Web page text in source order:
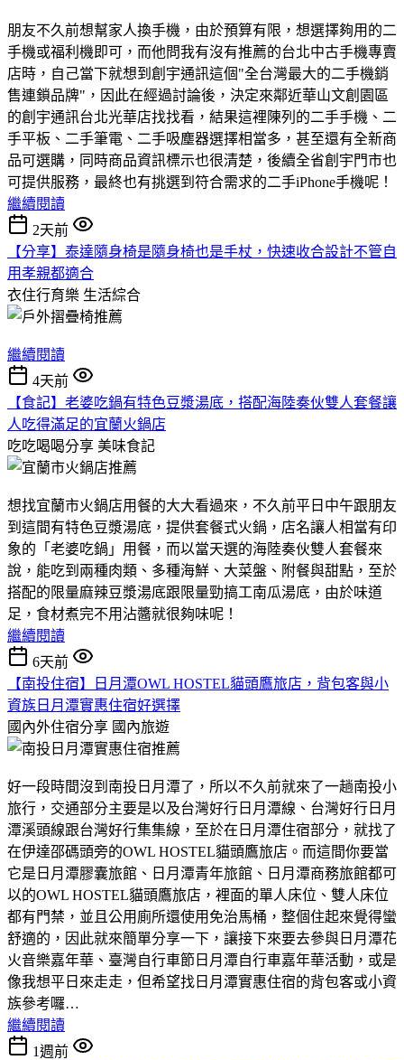
朋友不久前想幫家人換手機，由於預算有限，想選擇夠用的二
手機或福利機即可，而他問我有沒有推薦的台北中古手機專賣
店時，自己當下就想到創宇通訊這個"全台灣最大的二手機銷
售連鎖品牌"，因此在經過討論後，決定來鄰近華山文創園區
的創宇通訊台北光華店找找看，結果這裡陳列的二手手機、二
手平板、二手筆電、二手吸塵器選擇相當多，甚至還有全新商
品可選購，同時商品資訊標示也很清楚，後續全省創宇門市也
可提供服務，最終也有挑選到符合需求的二手iPhone手機呢！
繼續閱讀
2天前
【分享】泰達隨身椅是隨身椅也是手杖，快速收合設計不管自
用孝親都適合
衣住行育樂 生活綜合
繼續閱讀
4天前
【食記】老婆吃鍋有特色豆漿湯底，搭配海陸奏伙雙人套餐讓
人吃得滿足的宜蘭火鍋店
吃吃喝喝分享 美味食記
想找宜蘭市火鍋店用餐的大大看過來，不久前平日中午跟朋友
到這間有特色豆漿湯底，提供套餐式火鍋，店名讓人相當有印
象的「老婆吃鍋」用餐，而以當天選的海陸奏伙雙人套餐來
說，能吃到兩種肉類、多種海鮮、大菜盤、附餐與甜點，至於
搭配的限量麻辣豆漿湯底跟限量勁搞工南瓜湯底，由於味道
足，食材煮完不用沾醬就很夠味呢！
繼續閱讀
6天前
【南投住宿】日月潭OWL HOSTEL貓頭鷹旅店，背包客與小
資族日月潭實惠住宿好選擇
國內外住宿分享 國內旅遊
好一段時間沒到南投日月潭了，所以不久前就來了一趟南投小
旅行，交通部分主要是以及台灣好行日月潭線、台灣好行日月
潭溪頭線跟台灣好行集集線，至於在日月潭住宿部分，就找了
在伊達邵碼頭旁的OWL HOSTEL貓頭鷹旅店。而這間你要當
它是日月潭膠囊旅館、日月潭青年旅館、日月潭商務旅館都可
以的OWL HOSTEL貓頭鷹旅店，裡面的單人床位、雙人床位
都有門禁，並且公用廁所還使用免治馬桶，整個住起來覺得蠻
舒適的，因此就來簡單分享一下，讓接下來要去參與日月潭花
火音樂嘉年華、臺灣自行車節日月潭自行車嘉年華活動，或是
像我想平日來走走，但希望找日月潭實惠住宿的背包客或小資
族參考囉…
繼續閱讀
1週前